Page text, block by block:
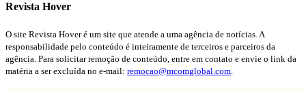
Revista Hover
O site Revista Hover é um site que atende a uma agência de notícias. A
responsabilidade pelo conteúdo é inteiramente de terceiros e parceiros da
agência. Para solicitar remoção de conteúdo, entre em contato e envie o link da
matéria a ser excluída no e-mail: remocao@mcomglobal.com